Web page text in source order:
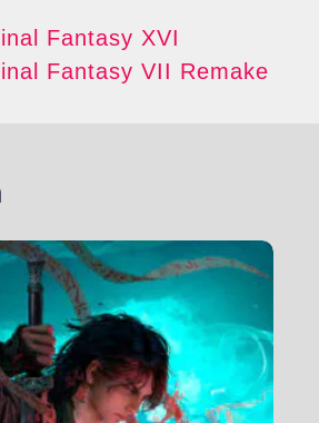
Fantasy XVI
Fantasy VII Remake